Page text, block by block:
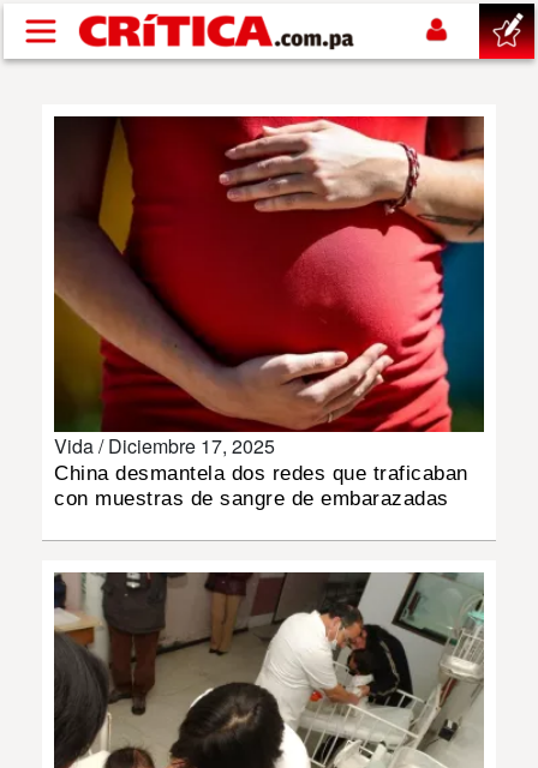
Pasar al contenido principal
NACIONAL
POLÍTICA
DEPORTES
INSÓLITAS
MULTIMEDIA
IMPRESO
Vida /Diciembre 17, 2025
China desmantela dos redes que traficaban
con muestras de sangre de embarazadas